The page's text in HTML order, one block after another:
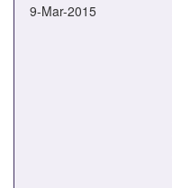
9-Mar-2015